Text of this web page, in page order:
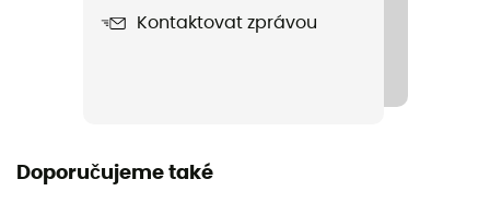
Kontaktovat zprávou
Doporučujeme také